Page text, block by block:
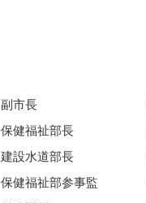
副市長
保健福祉部長
建設水道部長
保健福祉部参事監